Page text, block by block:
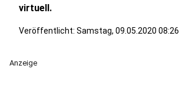
virtuell.
Veröffentlicht: Samstag, 09.05.2020 08:26
Anzeige